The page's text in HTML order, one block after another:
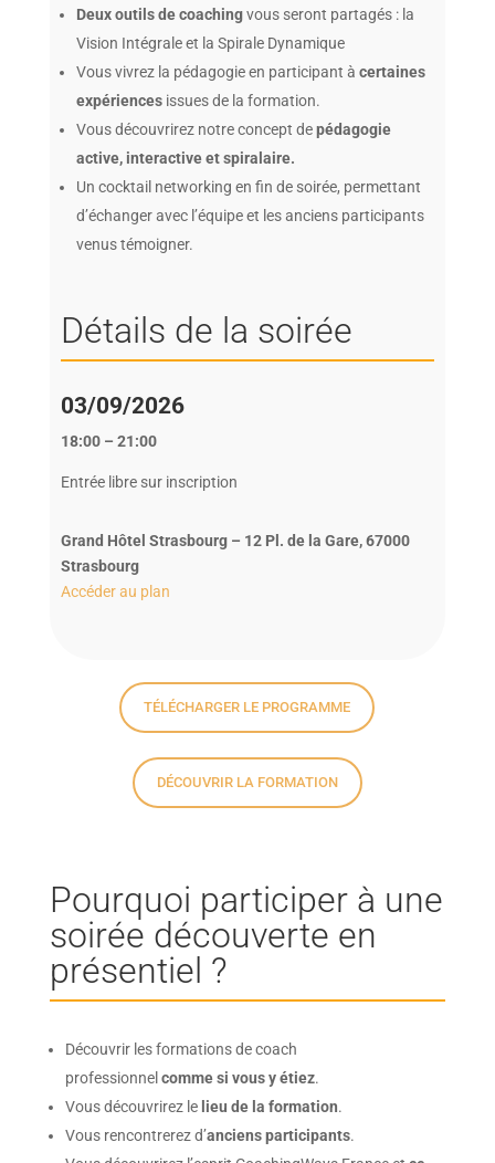
Deux outils de coaching vous seront partagés : la
Vision Intégrale et la Spirale Dynamique
Vous vivrez la pédagogie en participant à certaines
expériencesissues de la formation.
Vous découvrirez notre concept de pédagogie
active, interactive et spiralaire.
Un cocktail networking en fin de soirée, permettant
d’échanger avec l’équipe et les anciens participants
venus témoigner.
Détails de la soirée
03/09/2026
18:00 – 21:00
Entrée libre sur inscription
Grand Hôtel Strasbourg – 12 Pl. de la Gare, 67000
Strasbourg
Accéder au plan
TÉLÉCHARGER LE PROGRAMME
DÉCOUVRIR LA FORMATION
Pourquoi participer à une
soirée découverte en
présentiel ?
Découvrir les formations de coach
professionnel comme si vous y étiez.
Vous découvrirez le lieu de la formation.
Vous rencontrerez d’anciens participants.